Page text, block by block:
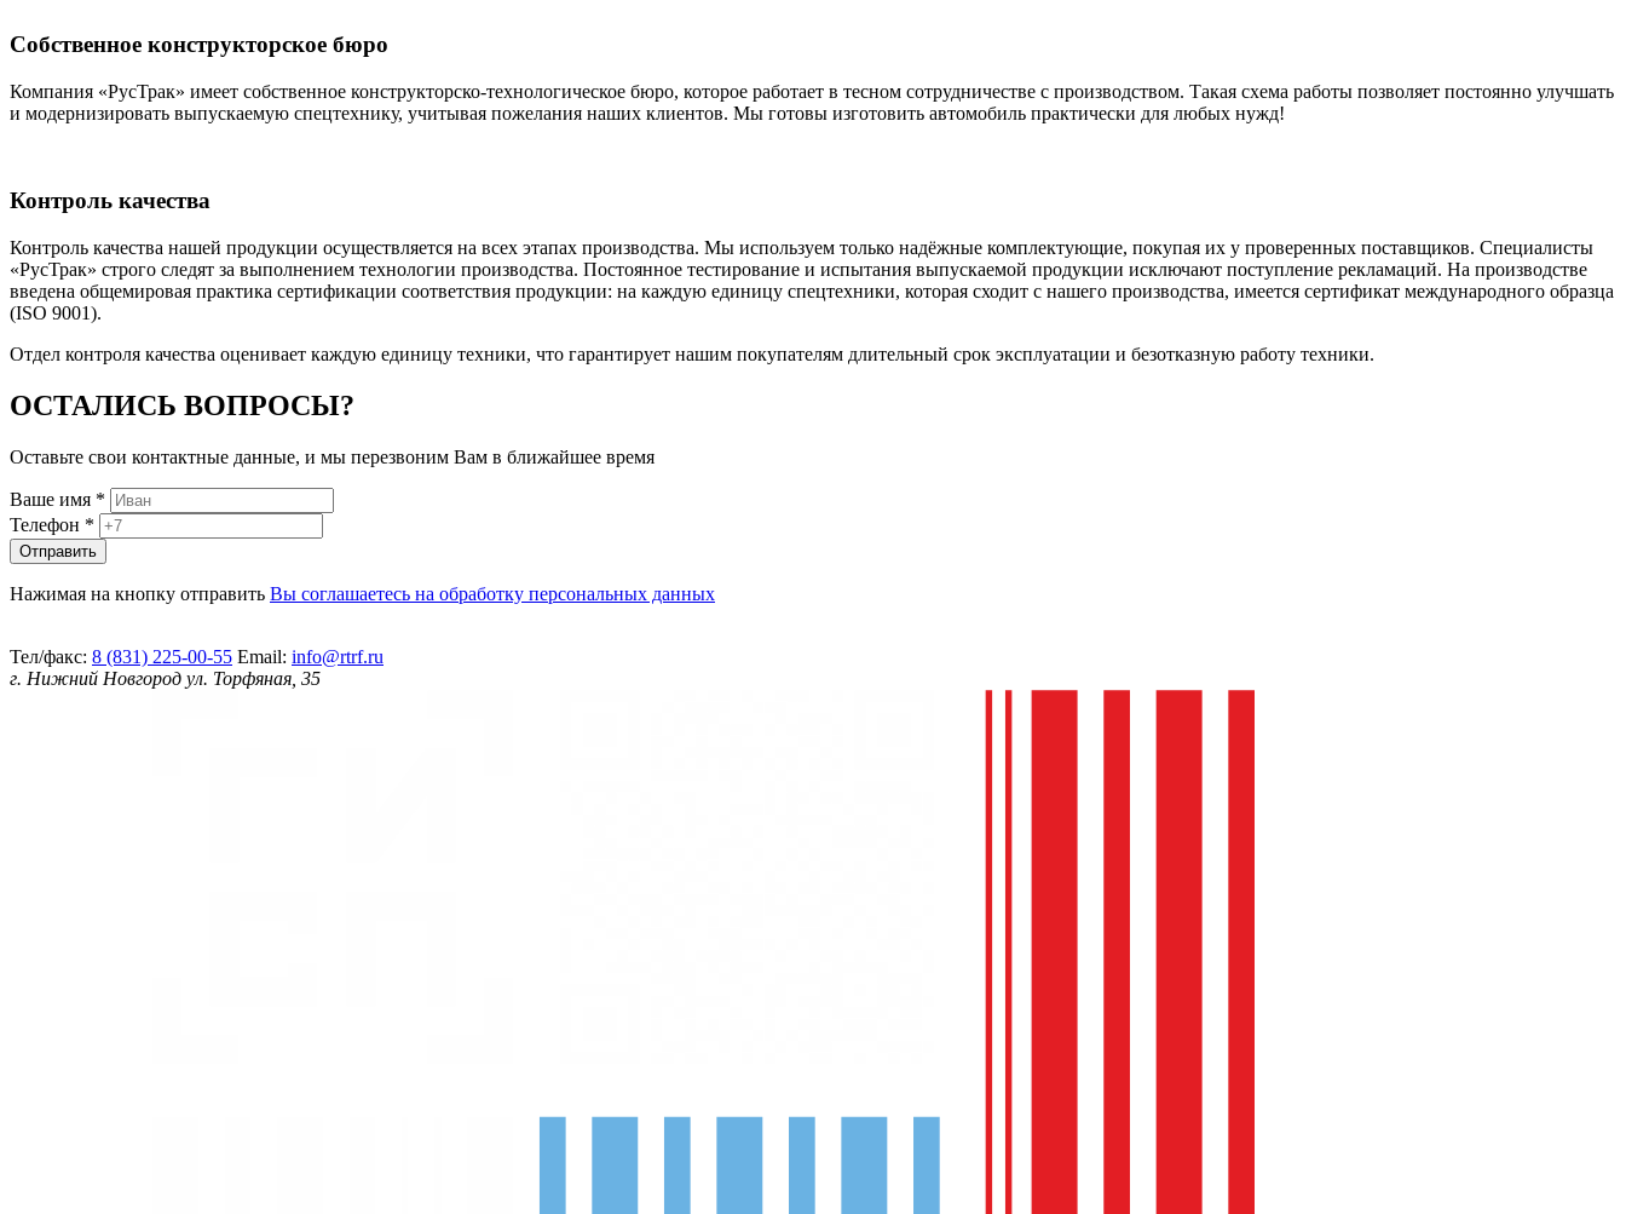
Собственное конструкторское бюро
Компания «РусТрак» имеет собственное конструкторско-технологическое бюро, которое работает в тесном сотрудничестве с производством. Такая схема работы позволяет постоянно улучшать
и модернизировать выпускаемую спецтехнику, учитывая пожелания наших клиентов. Мы готовы изготовить автомобиль практически для любых нужд!
Контроль качества
Контроль качества нашей продукции осуществляется на всех этапах производства. Мы используем только надёжные комплектующие, покупая их у проверенных поставщиков. Специалисты
«РусТрак» строго следят за выполнением технологии производства. Постоянное тестирование и испытания выпускаемой продукции исключают поступление рекламаций. На производстве
введена общемировая практика сертификации соответствия продукции: на каждую единицу спецтехники, которая сходит с нашего производства, имеется сертификат международного образца
(ISO 9001).
Отдел контроля качества оценивает каждую единицу техники, что гарантирует нашим покупателям длительный срок эксплуатации и безотказную работу техники.
ОСТАЛИСЬ ВОПРОСЫ?
Оставьте свои контактные данные, и мы перезвоним Вам в ближайшее время
Ваше имя *
Телефон *
Нажимая на кнопку отправить Вы соглашаетесь на обработку персональных данных
Тел/факс: 8 (831) 225-00-55 Email: info@rtrf.ru
г. Нижний Новгород ул. Торфяная, 35